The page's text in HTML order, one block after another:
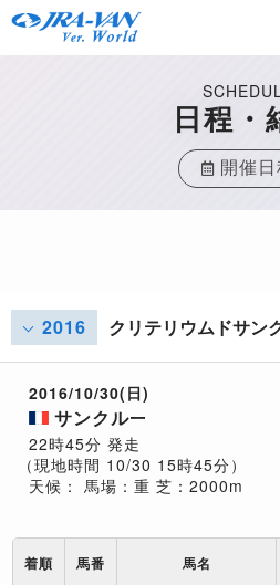
日程・
開催日
2016 クリテリウムドサン
2016/10/30(日)
サンクルー
22時45分 発走
（現地時間 10/30 15時45分）
天候：
馬場：重 芝：2000m
着順 馬番 馬名